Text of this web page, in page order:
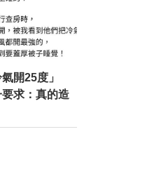
氣開25度」
要求：真的造